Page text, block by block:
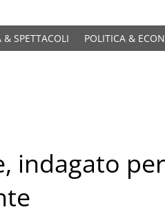
& SPETTACOLI POLITICA &
indagato